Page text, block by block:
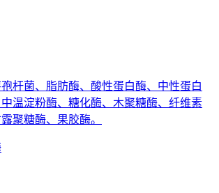
杆菌、脂肪酶、酸性蛋白酶、中性蛋白
温淀粉酶、糖化酶、木聚糖酶、纤维素
聚糖酶、果胶酶。